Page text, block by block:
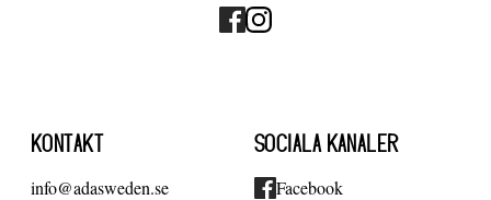
KONTAKT
info@adasweden.se
SOCIALA KANALER
Facebook